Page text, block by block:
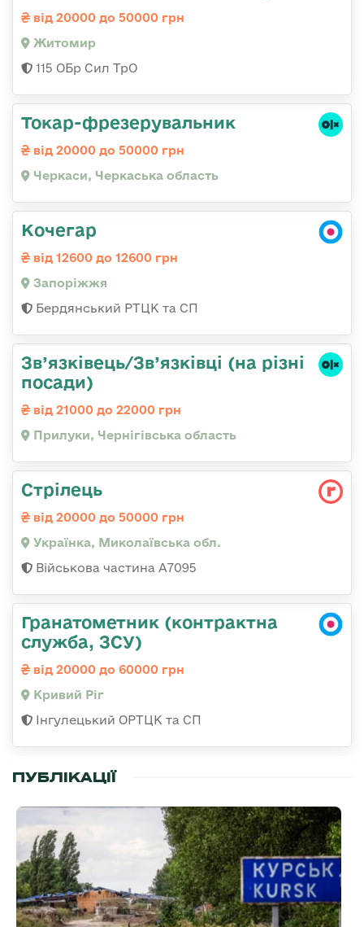
від 20000 до 50000 грн
Житомир
115 ОБр Сил ТрО
Токар-фрезерувальник
від 20000 до 50000 грн
Черкаси, Черкаська область
Кочегар
від 12600 до 12600 грн
Запоріжжя
Бердянський РТЦК та СП
Зв’язківець/Зв’язківці (на різні
посади)
від 21000 до 22000 грн
Прилуки, Чернігівська область
Стрілець
від 20000 до 50000 грн
Українка, Миколаївська обл.
Військова частина А7095
Гранатометник (контрактна
служба, ЗСУ)
від 20000 до 60000 грн
Кривий Ріг
Інгулецький ОРТЦК та СП
ПУБЛІКАЦІЇ